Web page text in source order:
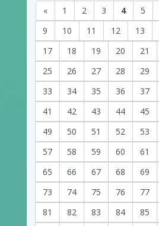
« 1 2 3 4 5
9
10 11 12 13
17
18 19 20 21
25
26 27 28 29
33
34 35 36 37
41
42 43 44 45
49
50 51 52 53
57
58 59 60 61
65
66 67 68 69
73
74 75 76 77
81
82 83 84 85